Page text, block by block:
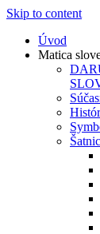
Skip to content
Úvod
Matica